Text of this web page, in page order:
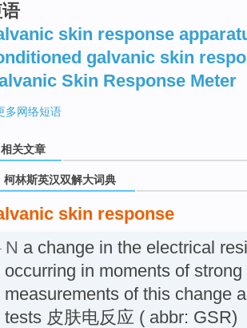
skin response
galvanic skin
Skin Response Meter
多网络短语
相关文章
柯林斯英汉双解大词典
skin response
N a change in the electrical
occurring in moments of
measurements of this change
tests 皮肤电反应 ( abbr: GSR)